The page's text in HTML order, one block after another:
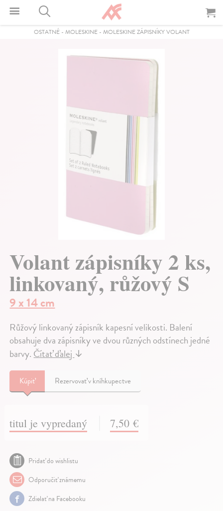
OSTATNÉ- MOLESKINE- MOLESKINE ZÁPISNÍKY VOLANT
Volant zápisníky 2 ks,
linkovaný, růžový S
9 x 14 cm
Růžový linkovaný zápisník kapesní velikosti. Balení
obsahuje dva zápisníky ve dvou různých odstínech jedné
barvy.Čítať ďalej↓
Kúpiť Rezervovať v kníhkupectve
titul je vypredaný 7,50 €
Pridať do wishlistu
Odporučiť známemu
Zdielať na Facebooku